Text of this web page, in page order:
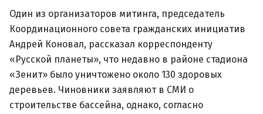
Один из организаторов митинга, председатель
Координационного совета гражданских инициатив
Андрей Коновал, рассказал корреспонденту
«Русской планеты», что недавно в районе стадиона
«Зенит» было уничтожено около 130 здоровых
деревьев. Чиновники заявляют в СМИ о
строительстве бассейна, однако, согласно